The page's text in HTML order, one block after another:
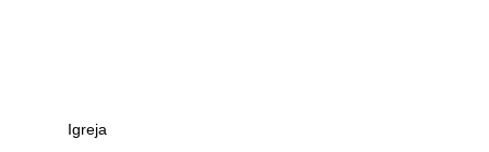
Igreja